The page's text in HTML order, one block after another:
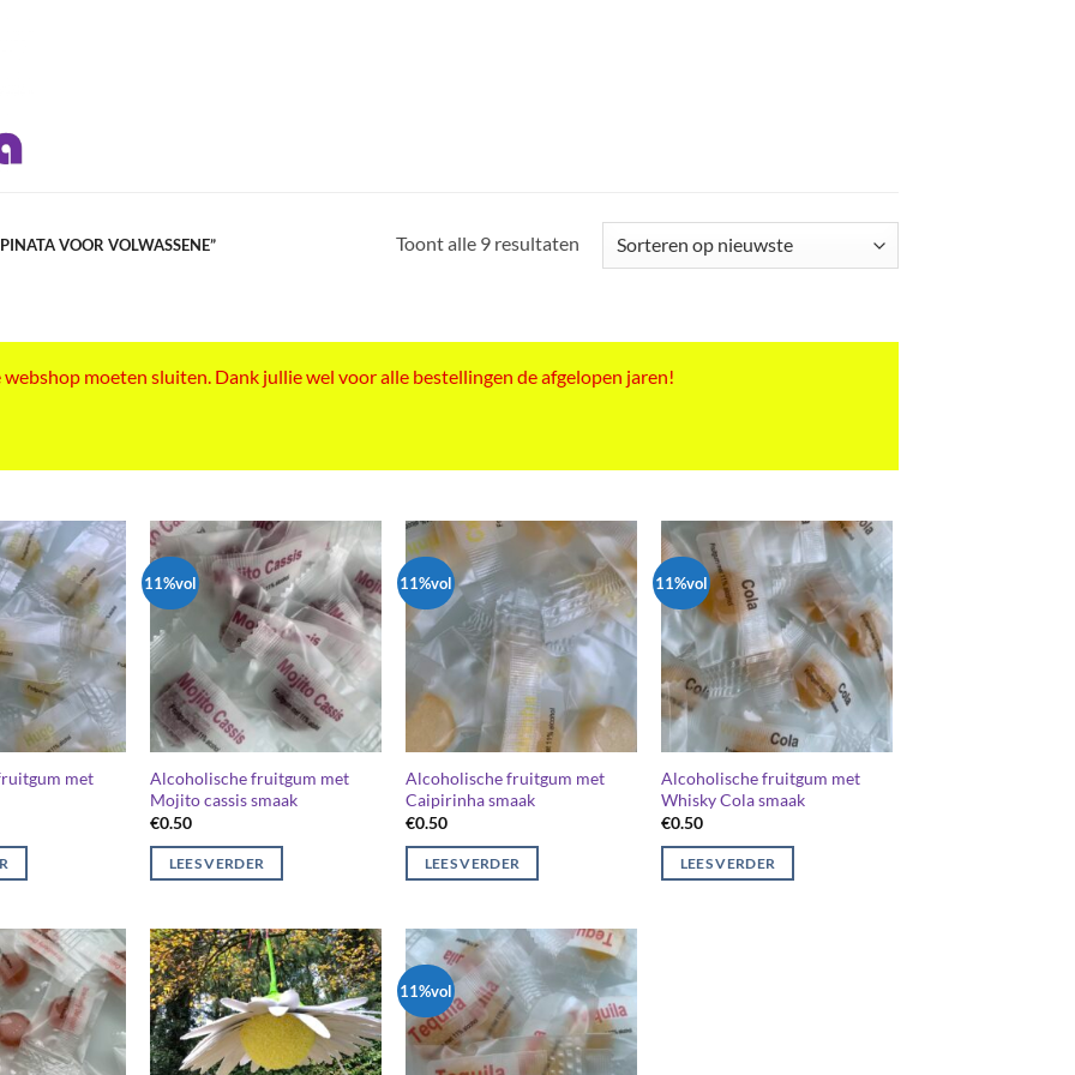
VOOR VOLWASSENE” Toont alle 9 resultatenGesorteerd
moeten sluiten. Dank jullie wel voor alle bestellingen de afgelopen jaren!
met
11%vol
Alcoholische fruitgum met
Mojito cassis smaak
€0.50
LEES VERDER
11%vol
Alcoholische fruitgum met
Caipirinha smaak
€0.50
LEES VERDER
11%vol
Alcoholische fruitgum met
Whisky Cola smaak
€0.50
LEES VERDER
11%vol